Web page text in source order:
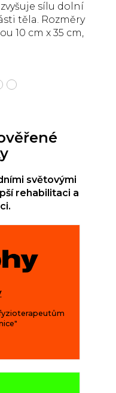
zvyšuje sílu dolní
těla. Rozměry
10 cm x 35 cm,
světovými
rehabilitaci a